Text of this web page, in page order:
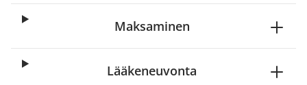
Maksaminen
Lääkeneuvonta